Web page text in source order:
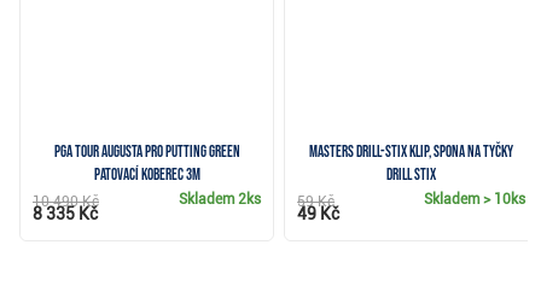
PGA Tour Augusta Pro Putting Green
patovací koberec 3m
Skladem 2ks
10 490 Kč
8 335 Kč
Masters Drill-Stix Klip, spona na tyčky
Drill Stix
Skladem> 10ks
59 Kč
49 Kč